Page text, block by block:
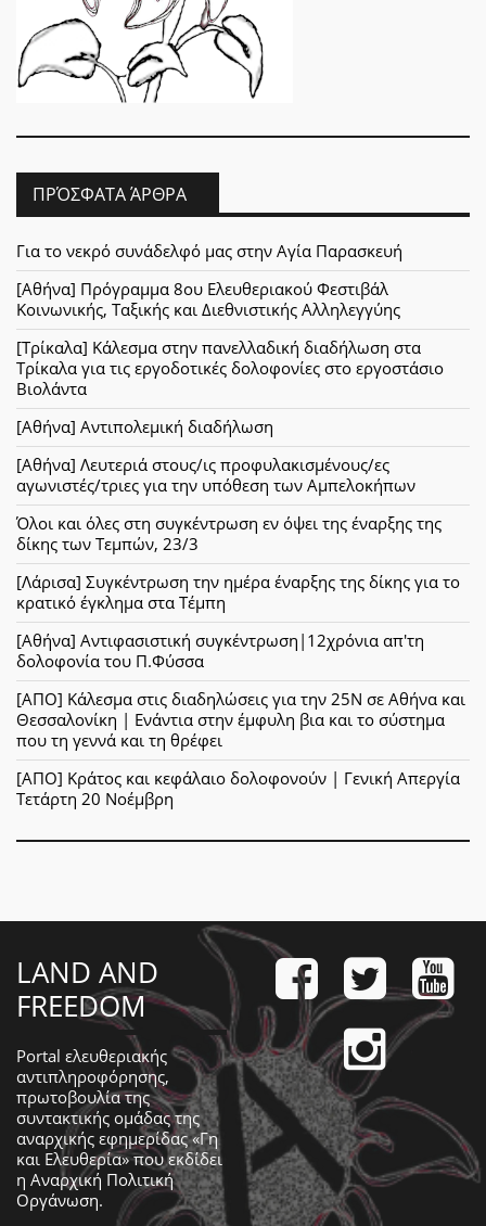
ΠΡΌΣΦΑΤΑ ΆΡΘΡΑ
Για το νεκρό συνάδελφό μας στην Αγία Παρασκευή
[Αθήνα] Πρόγραμμα 8ου Ελευθεριακού Φεστιβάλ
Κοινωνικής, Ταξικής και Διεθνιστικής Αλληλεγγύης
[Τρίκαλα] Κάλεσμα στην πανελλαδική διαδήλωση στα
Τρίκαλα για τις εργοδοτικές δολοφονίες στο εργοστάσιο
Βιολάντα
[Αθήνα] Αντιπολεμική διαδήλωση
[Αθήνα] Λευτεριά στους/ις προφυλακισμένους/ες
αγωνιστές/τριες για την υπόθεση των Αμπελοκήπων
Όλοι και όλες στη συγκέντρωση εν όψει της έναρξης της
δίκης των Τεμπών, 23/3
[Λάρισα] Συγκέντρωση την ημέρα έναρξης της δίκης για το
κρατικό έγκλημα στα Τέμπη
[Αθήνα] Αντιφασιστική συγκέντρωση|12χρόνια απ'τη
δολοφονία του Π.Φύσσα
[ΑΠΟ] Κάλεσμα στις διαδηλώσεις για την 25Ν σε Αθήνα και
Θεσσαλονίκη | Ενάντια στην έμφυλη βια και το σύστημα
που τη γεννά και τη θρέφει
[ΑΠΟ] Κράτος και κεφάλαιο δολοφονούν | Γενική Απεργία
Τετάρτη 20 Νοέμβρη
LAND AND
FREEDOM
Portal ελευθεριακής
αντιπληροφόρησης,
πρωτοβουλία της
συντακτικής ομάδας της
αναρχικής εφημερίδας «Γη
και Ελευθερία» που εκδίδει
η Αναρχική Πολιτική
Οργάνωση.